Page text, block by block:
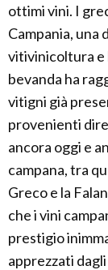
ottimi vini. I
Campania, una
vitivinicoltura e
bevanda ha
vitigni già
provenienti
ancora oggi e
campana, tra
Greco e la
che i vini
prestigio
apprezzati